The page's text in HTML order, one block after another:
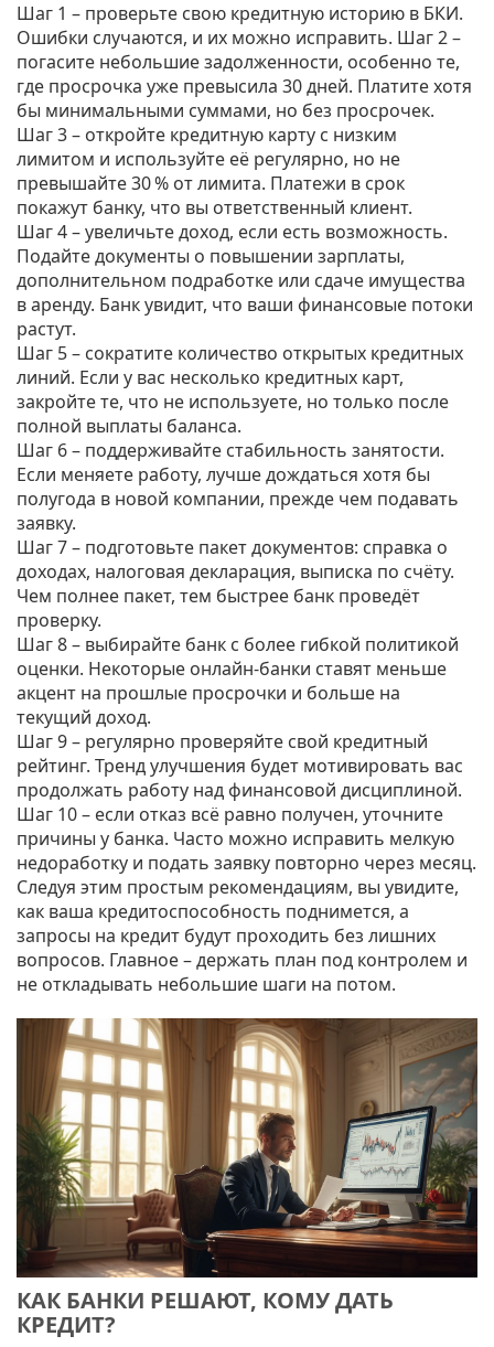
Шаг 1 – проверьте свою кредитную историю в БКИ.
Ошибки случаются, и их можно исправить. Шаг 2 –
погасите небольшие задолженности, особенно те,
где просрочка уже превысила 30 дней. Платите хотя
бы минимальными суммами, но без просрочек.
Шаг 3 – откройте кредитную карту с низким
лимитом и используйте её регулярно, но не
превышайте 30 % от лимита. Платежи в срок
покажут банку, что вы ответственный клиент.
Шаг 4 – увеличьте доход, если есть возможность.
Подайте документы о повышении зарплаты,
дополнительном подработке или сдаче имущества
в аренду. Банк увидит, что ваши финансовые потоки
растут.
Шаг 5 – сократите количество открытых кредитных
линий. Если у вас несколько кредитных карт,
закройте те, что не используете, но только после
полной выплаты баланса.
Шаг 6 – поддерживайте стабильность занятости.
Если меняете работу, лучше дождаться хотя бы
полугода в новой компании, прежде чем подавать
заявку.
Шаг 7 – подготовьте пакет документов: справка о
доходах, налоговая декларация, выписка по счёту.
Чем полнее пакет, тем быстрее банк проведёт
проверку.
Шаг 8 – выбирайте банк с более гибкой политикой
оценки. Некоторые онлайн‑банки ставят меньше
акцент на прошлые просрочки и больше на
текущий доход.
Шаг 9 – регулярно проверяйте свой кредитный
рейтинг. Тренд улучшения будет мотивировать вас
продолжать работу над финансовой дисциплиной.
Шаг 10 – если отказ всё равно получен, уточните
причины у банка. Часто можно исправить мелкую
недоработку и подать заявку повторно через месяц.
Следуя этим простым рекомендациям, вы увидите,
как ваша кредитоспособность поднимется, а
запросы на кредит будут проходить без лишних
вопросов. Главное – держать план под контролем и
не откладывать небольшие шаги на потом.
КАК БАНКИ РЕШАЮТ, КОМУ ДАТЬ
КРЕДИТ?